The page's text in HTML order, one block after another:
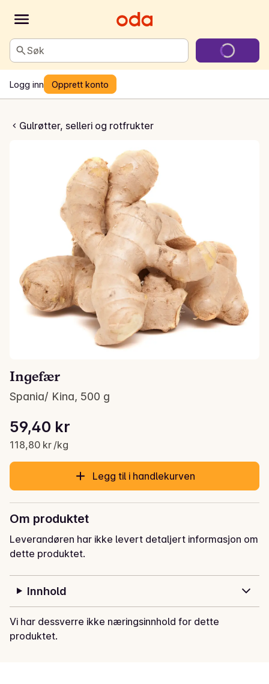
Søk
Logg inn Opprett konto
Gulrøtter, selleri og rotfrukter
Ingefær
Spania/ Kina, 500 g
Gjeldende pris er: 59,40 kr
59,40 kr
118,80 kr /kg
Stykkpris: 118,80 kr /kg
Legg til i handlekurven
Om produktet
Leverandøren har ikke levert detaljert informasjon om
dette produktet.
Innhold
Vi har dessverre ikke næringsinnhold for dette
produktet.